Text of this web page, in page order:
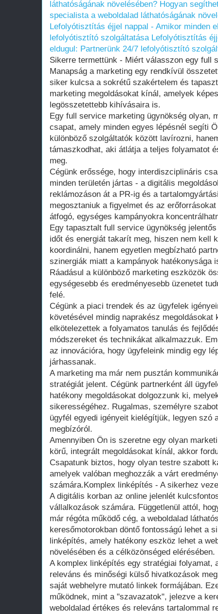
láthatóságának növelésében? Hogyan
specialista a weboldalad láthatóságának
Lefolyótisztítás éjjel nappal - Amikor minden
lefolyótisztító szolgáltatása Lefolyótisztítás
eldugul: Partnerünk 24/7 lefolyótisztító
Sikerre termettünk - Miért válasszon egy full
Manapság a marketing egy rendkívül
siker kulcsa a sokrétű szakértelem és
marketing megoldásokat kínál, amelyek
legösszetettebb kihívásaira is.
Egy full service marketing ügynökség olyan,
csapat, amely minden egyes lépésnél segíti
különböző szolgáltatók között lavírozni,
támaszkodhat, aki átlátja a teljes folyamatot
meg.
Cégünk erőssége, hogy interdiszciplináris
minden területén jártas - a digitális
reklámozáson át a PR-ig és a
megosztaniuk a figyelmet és az
átfogó, egységes kampányokra
Egy tapasztalt full service ügynökség
időt és energiát takarít meg, hiszen nem kell
koordinálni, hanem egyetlen megbízható
szinergiák miatt a kampányok hatékonysága
Ráadásul a különböző marketing eszközök
egységesebb és eredményesebb üzenetet
felé.
Cégünk a piaci trendek és az ügyfelek
követésével mindig naprakész megoldásokat
elkötelezettek a folyamatos tanulás és
módszereket és technikákat alkalmazzuk.
az innovációra, hogy ügyfeleink mindig egy
járhassanak.
A marketing ma már nem pusztán
stratégiát jelent. Cégünk partnerként áll
hatékony megoldásokat dolgozzunk ki,
sikerességéhez. Rugalmas, személyre
ügyfél egyedi igényeit kielégítjük, legyen szó
megbízóról.
Amennyiben Ön is szeretne egy olyan
körű, integrált megoldásokat kínál, akkor
Csapatunk biztos, hogy olyan testre szabott
amelyek valóban meghozzák a várt
számára.Komplex linképítés - A sikerhez
A digitális korban az online jelenlét
vállalkozások számára. Függetlenül attól,
már régóta működő cég, a weboldalad
keresőmotorokban döntő fontosságú lehet a
linképítés, amely hatékony eszköz lehet a
növelésében és a célközönséged elérésében.
A komplex linképítés egy stratégiai folyamat,
releváns és minőségi külső hivatkozások
saját webhelyre mutató linkek formájában.
működnek, mint a "szavazatok", jelezve a
weboldalad értékes és releváns tartalommal